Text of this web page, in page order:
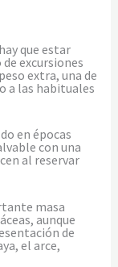
que estar
excursiones
extra, una de
a las habituales
en épocas
con una
al reservar
masa
aunque
de
el arce,